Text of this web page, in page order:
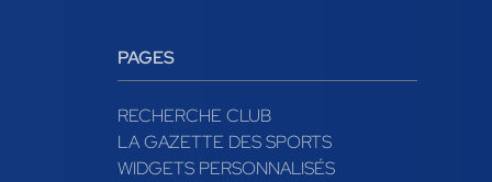
PAGES
RECHERCHE CLUB
LA GAZETTE DES SPORTS
WIDGETS PERSONNALISÉS